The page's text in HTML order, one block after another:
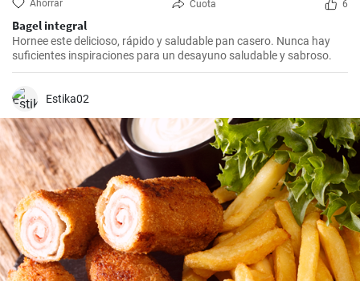
Ahorrar Cuota 6
Bagel integral
Hornee este delicioso, rápido y saludable pan casero. Nunca hay
suficientes inspiraciones para un desayuno saludable y sabroso.
Estika02